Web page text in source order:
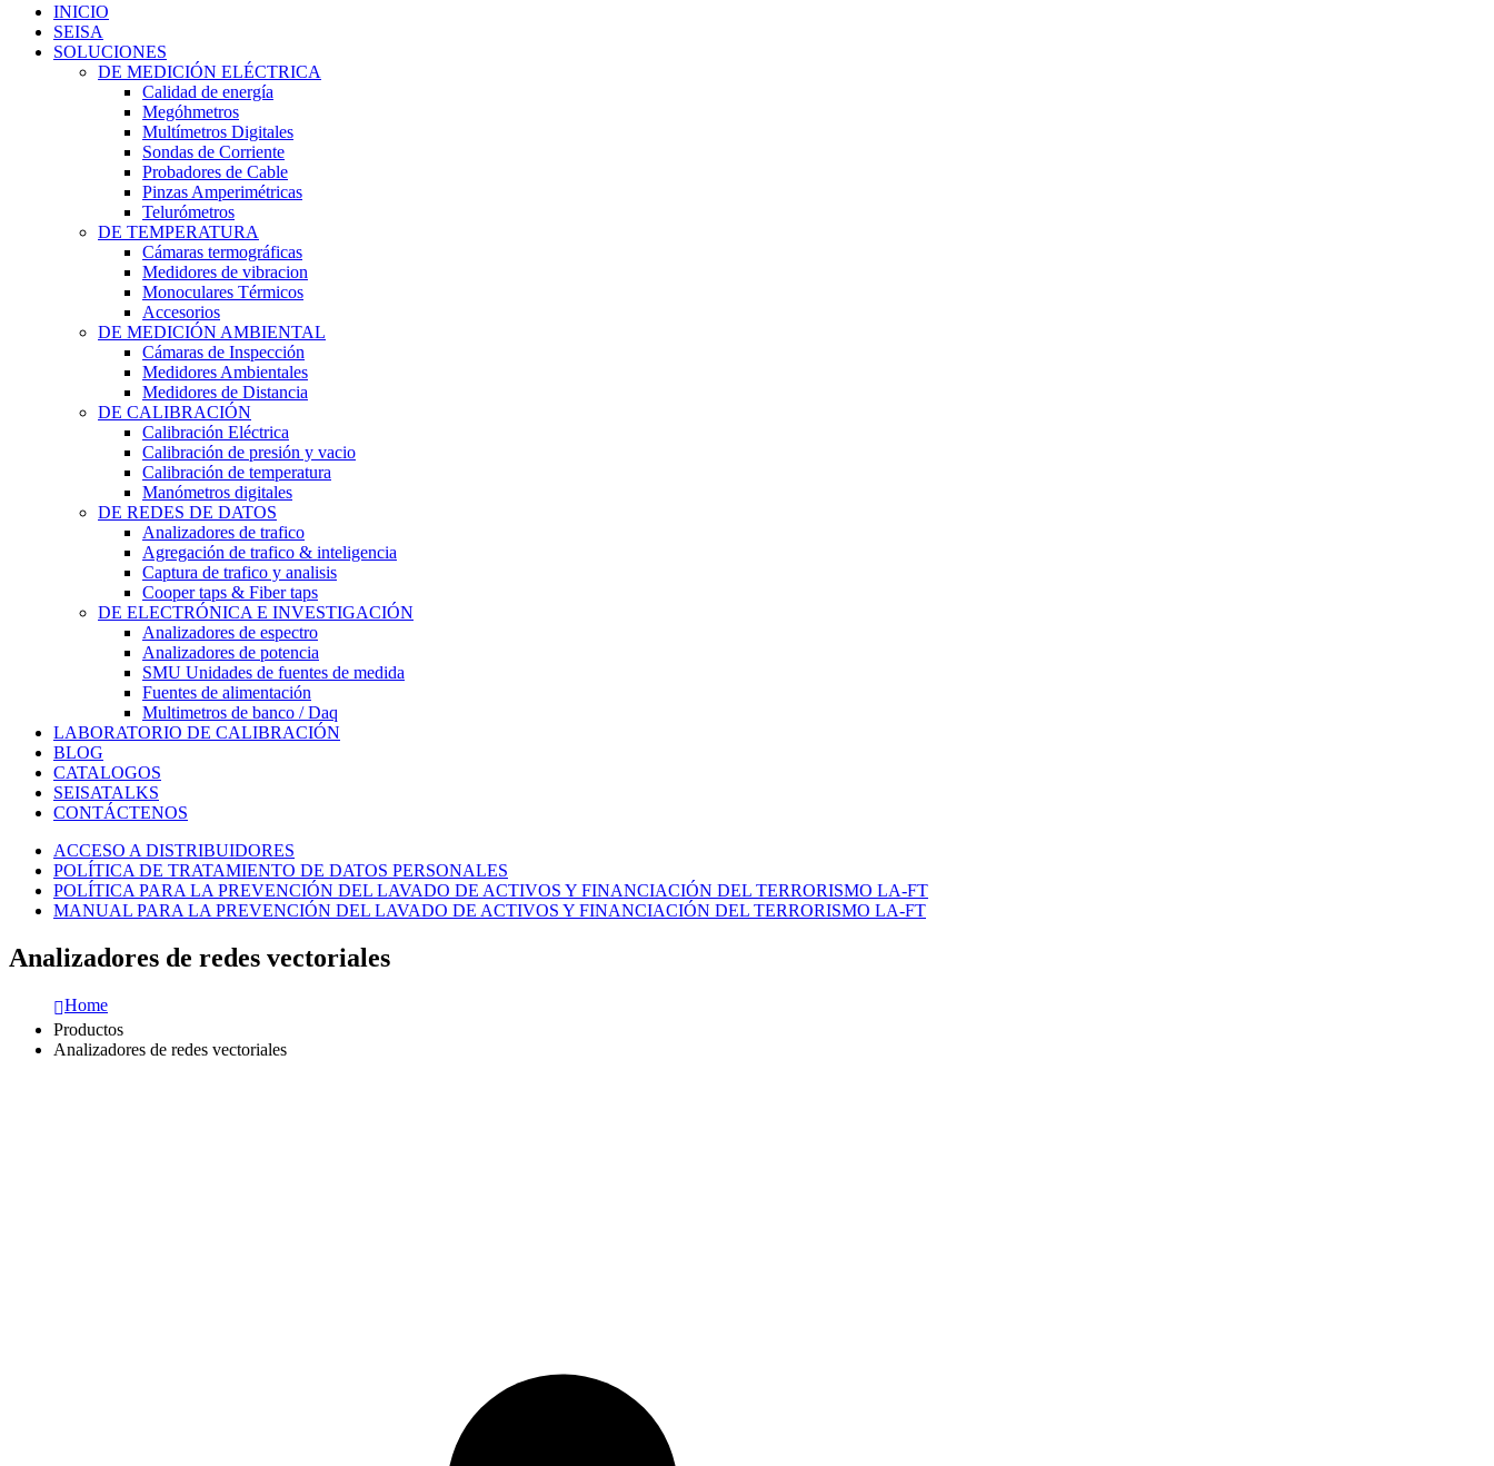
INICIO
SEISA
SOLUCIONES
DE MEDICIÓN ELÉCTRICA
Calidad de energía
Megóhmetros
Multímetros Digitales
Sondas de Corriente
Probadores de Cable
Pinzas Amperimétricas
Telurómetros
DE TEMPERATURA
Cámaras termográficas
Medidores de vibracion
Monoculares Térmicos
Accesorios
DE MEDICIÓN AMBIENTAL
Cámaras de Inspección
Medidores Ambientales
Medidores de Distancia
DE CALIBRACIÓN
Calibración Eléctrica
Calibración de presión y vacio
Calibración de temperatura
Manómetros digitales
DE REDES DE DATOS
Analizadores de trafico
Agregación de trafico & inteligencia
Captura de trafico y analisis
Cooper taps & Fiber taps
DE ELECTRÓNICA E INVESTIGACIÓN
Analizadores de espectro
Analizadores de potencia
SMU Unidades de fuentes de medida
Fuentes de alimentación
Multimetros de banco / Daq
LABORATORIO DE CALIBRACIÓN
BLOG
CATALOGOS
SEISATALKS
CONTÁCTENOS
ACCESO A DISTRIBUIDORES
POLÍTICA DE TRATAMIENTO DE DATOS PERSONALES
POLÍTICA PARA LA PREVENCIÓN DEL LAVADO DE ACTIVOS Y FINANCIACIÓN DEL TERRORISMO LA-FT
MANUAL PARA LA PREVENCIÓN DEL LAVADO DE ACTIVOS Y FINANCIACIÓN DEL TERRORISMO LA-FT
Analizadores de redes vectoriales
Home
Productos
Analizadores de redes vectoriales